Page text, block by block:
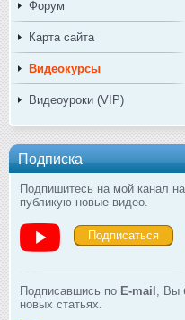
Форум
Карта сайта
Видеокурсы
Видеоуроки (VIP)
Подписка
Подпишитесь на мой канал
публикую новые видео.
Подписаться
Подписавшись по E-mail , Вы
новых статьях.